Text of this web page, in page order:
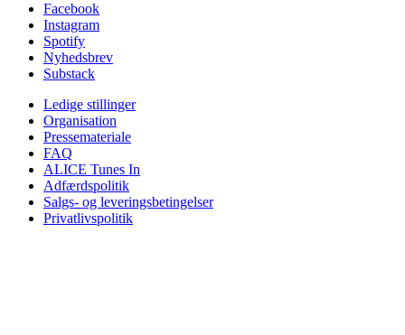
Facebook
Instagram
Spotify
Nyhedsbrev
Substack
Ledige stillinger
Organisation
Pressemateriale
FAQ
ALICE Tunes In
Adfærdspolitik
Salgs- og leveringsbetingelser
Privatlivspolitik